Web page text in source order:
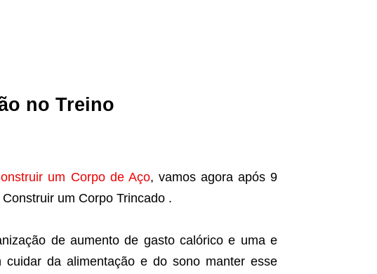
no Treino
um Corpo de Aço, vamos agora após 9
um Corpo Trincado .
de aumento de gasto calórico e uma e
da alimentação e do sono manter esse